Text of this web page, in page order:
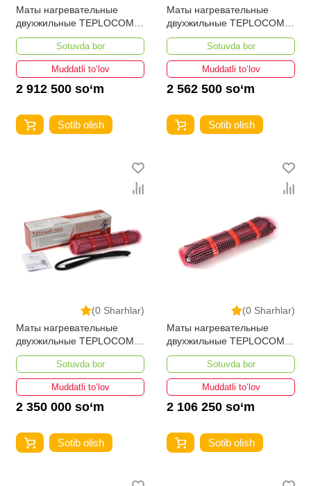
Маты нагревательные
двухжильные TEPLOCOM
PROМНД-9,0-1440 ВТ
Sotuvda bor
Muddatli to‘lov
2 912 500 so‘m
Sotib olish
Маты нагревательные
двухжильные TEPLOCOM
PROМНД-8,0-1280 ВТ
Sotuvda bor
Muddatli to‘lov
2 562 500 so‘m
Sotib olish
(0 Sharhlar)
Маты нагревательные
двухжильные TEPLOCOM
PROМНД-7,0-1120 ВТ
Sotuvda bor
Muddatli to‘lov
2 350 000 so‘m
Sotib olish
(0 Sharhlar)
Маты нагревательные
двухжильные TEPLOCOM
PROМНД-6,0-960 ВТ
Sotuvda bor
Muddatli to‘lov
2 106 250 so‘m
Sotib olish